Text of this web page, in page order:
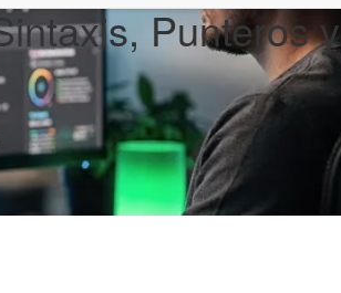
Punteros y